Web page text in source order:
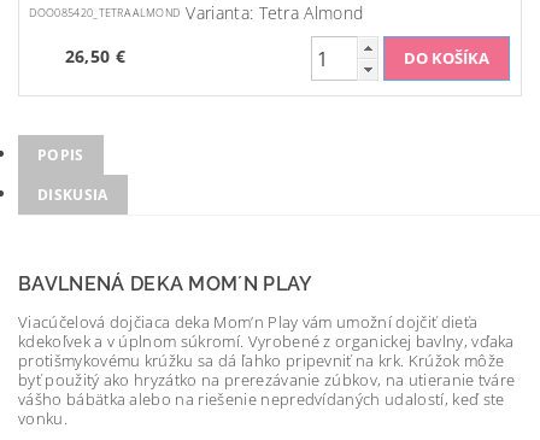
DOO085420_TETRA ALMOND Varianta: Tetra Almond
26,50 €
POPIS
DISKUSIA
BAVLNENÁ DEKA MOM´N PLAY
Viacúčelová dojčiaca deka Mom’n Play vám umožní dojčiť dieťa
kdekoľvek a v úplnom súkromí. Vyrobené z organickej bavlny, vďaka
protišmykovému krúžku sa dá ľahko pripevniť na krk. Krúžok môže
byť použitý ako hryzátko na prerezávanie zúbkov, na utieranie tváre
vášho bábätka alebo na riešenie nepredvídaných udalostí, keď ste
vonku.